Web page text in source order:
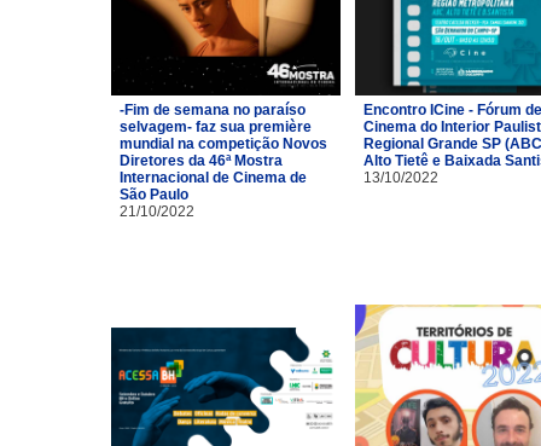
-Fim de semana no paraíso
selvagem- faz sua première
mundial na competição Novos
Diretores da 46ª Mostra
Internacional de Cinema de
São Paulo
21/10/2022
Encontro ICine - Fórum de
Cinema do Interior
Regional Grande SP
Alto Tietê e Baixada
13/10/2022